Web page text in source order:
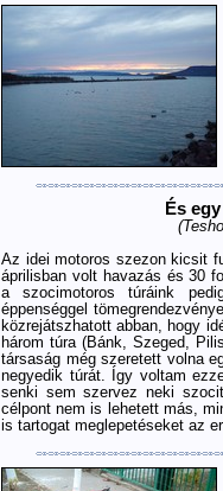
És
Az idei motoros szezon kicsit
áprilisban volt havazás és 30
a szocimotoros túráink
éppenséggel
közrejátszhatott abban, hogy
három túra (Bánk, Szeged,
társaság még szeretett volna
negyedik túrát. Így voltam
senki sem szervez neki
célpont nem is lehetett más,
is tartogat meglepetéseket az